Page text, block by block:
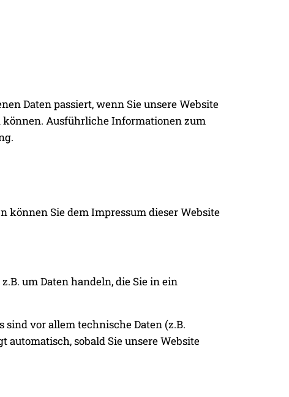
Daten passiert, wenn Sie unsere Website
können. Ausführliche Informationen zum
können Sie dem Impressum dieser Website
um Daten handeln, die Sie in ein
sind vor allem technische Daten (z.B.
automatisch, sobald Sie unsere Website